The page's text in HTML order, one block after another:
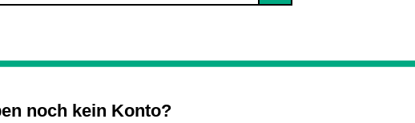
noch kein Konto?